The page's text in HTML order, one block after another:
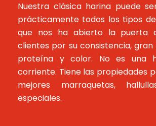
Nuestra clásica harina puede
prácticamente todos los tipos
que nos ha abierto la puerta
clientes por su consistencia,
proteína y color. No es una
corriente. Tiene las propiedades
mejores marraquetas,
especiales.